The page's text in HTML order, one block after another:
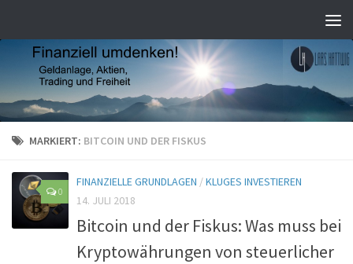
MARKIERT: BITCOIN UND DER FISKUS
0
FINANZIELLE GRUNDLAGEN /KLUGES INVESTIEREN
14. JULI 2018
Bitcoin und der Fiskus: Was muss bei
Kryptowährungen von steuerlicher